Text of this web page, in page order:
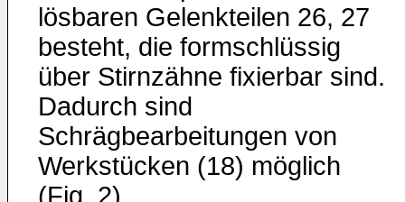
lösbaren Gelenkteilen 26, 27
besteht, die formschlüssig
über Stirnzähne fixierbar sind.
Dadurch sind
Schrägbearbeitungen von
Werkstücken (18) möglich
(Fig. 2).